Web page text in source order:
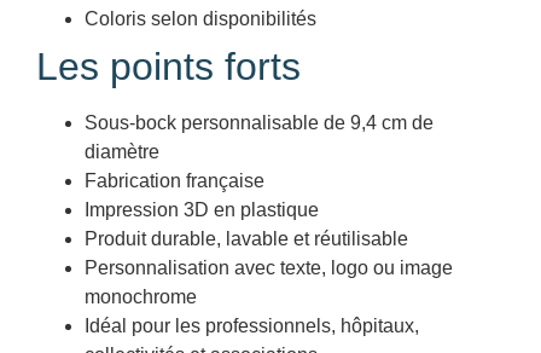
Coloris selon disponibilités
Les points forts
Sous-bock personnalisable de 9,4 cm de
diamètre
Fabrication française
Impression 3D en plastique
Produit durable, lavable et réutilisable
Personnalisation avec texte, logo ou image
monochrome
Idéal pour les professionnels, hôpitaux,